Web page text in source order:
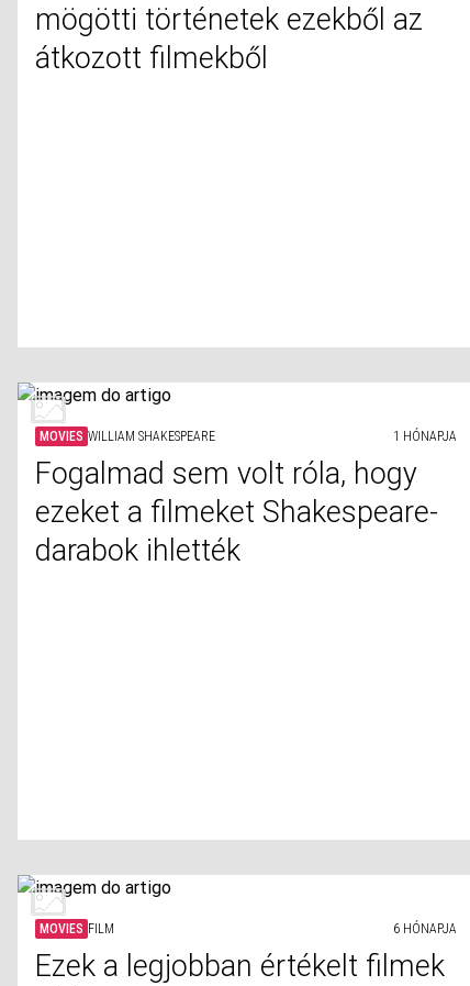
mögötti történetek ezekből az
átkozott filmekből
MOVIES WILLIAM SHAKESPEARE 1 HÓNAPJA
Fogalmad sem volt róla, hogy
ezeket a filmeket Shakespeare-
darabok ihlették
MOVIES FILM 6 HÓNAPJA
Ezek a legjobban értékelt filmek